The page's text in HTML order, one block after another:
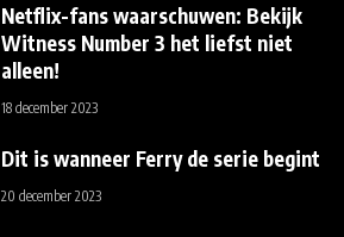
Netflix-fans waarschuwen: Bekijk
Witness Number 3 het liefst niet
alleen!
18 december 2023
Dit is wanneer Ferry de serie begint
20 december 2023